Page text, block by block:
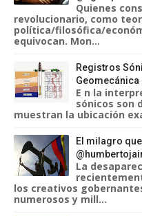
Quienes
revolucionario, como
política/filosófica/
equivocan. Mon...
Registros
Geomecánica
E n la
sónicos son
muestran la ubicación
El milagro
La
los creativos
numerosos y mill...